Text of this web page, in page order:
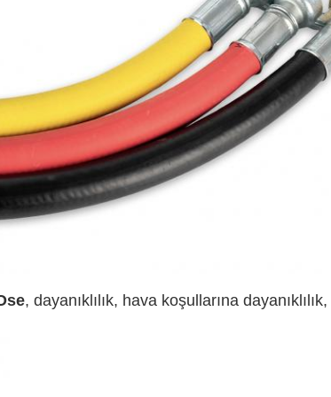
, dayanıklılık, hava koşullarına